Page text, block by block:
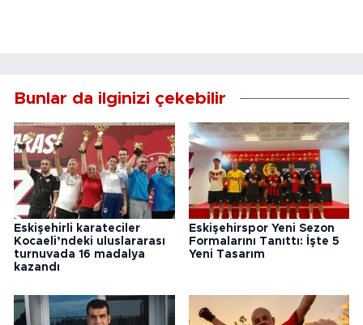
Bunlar da ilginizi çekebilir
Eskişehirli karateciler
Kocaeli’ndeki uluslararası
turnuvada 16 madalya
kazandı
Eskişehirspor Yeni Sezon
Formalarını Tanıttı: İşte 5
Yeni Tasarım